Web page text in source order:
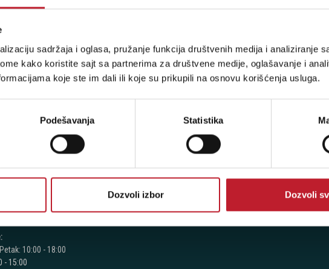
sadržaja i oglasa, pružanje funkcija društvenih medija i analiziranje
kako koristite sajt sa partnerima za društvene medije, oglašavanje i
koje ste im dali ili koje su prikupili na osnovu korišćenja usluga.
Podešavanja Statistika
Dozvoli izbor Dozvoli
prijavite se na naš NEWSLETTER!
10:00 - 18:00
- 15:00
Prijava